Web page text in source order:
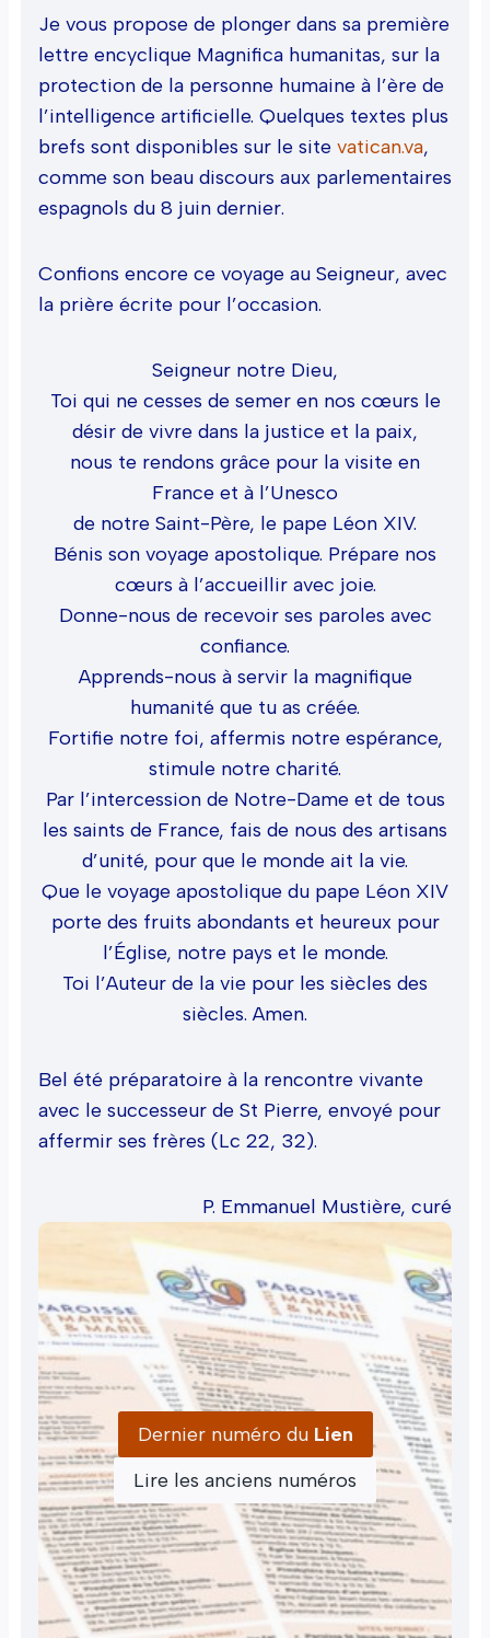
Je vous propose de plonger dans sa première
lettre encyclique Magnifica humanitas, sur la
protection de la personne humaine à l’ère de
l’intelligence artificielle. Quelques textes plus
brefs sont disponibles sur le site vatican.va,
comme son beau discours aux parlementaires
espagnols du 8 juin dernier.
Confions encore ce voyage au Seigneur, avec
la prière écrite pour l’occasion.
Seigneur notre Dieu,
Toi qui ne cesses de semer en nos cœurs le
désir de vivre dans la justice et la paix,
nous te rendons grâce pour la visite en
France et à l’Unesco
de notre Saint-Père, le pape Léon XIV.
Bénis son voyage apostolique. Prépare nos
cœurs à l’accueillir avec joie.
Donne-nous de recevoir ses paroles avec
confiance.
Apprends-nous à servir la magnifique
humanité que tu as créée.
Fortifie notre foi, affermis notre espérance,
stimule notre charité.
Par l’intercession de Notre-Dame et de tous
les saints de France, fais de nous des artisans
d’unité, pour que le monde ait la vie.
Que le voyage apostolique du pape Léon XIV
porte des fruits abondants et heureux pour
l’Église, notre pays et le monde.
Toi l’Auteur de la vie pour les siècles des
siècles. Amen.
Bel été préparatoire à la rencontre vivante
avec le successeur de St Pierre, envoyé pour
affermir ses frères (Lc 22, 32).
P. Emmanuel Mustière, curé
Dernier numéro du Lien
Lire les anciens numéros